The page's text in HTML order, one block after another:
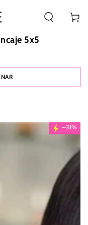
Carrito
5x5
–31%